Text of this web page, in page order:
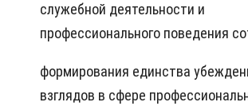
служебной деятельности и
профессионального поведения
формирования единства
взглядов в сфере